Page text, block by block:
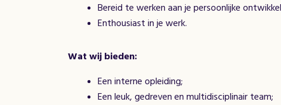
Bereid te werken aan je persoonlijke
Enthousiast in je werk.
Wat wij bieden:
Een interne opleiding;
Een leuk, gedreven en multidisciplinair team;